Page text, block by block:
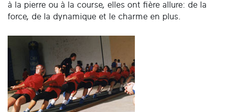
à la pierre ou à la course, elles ont fière allure: de la
force, de la dynamique et le charme en plus.